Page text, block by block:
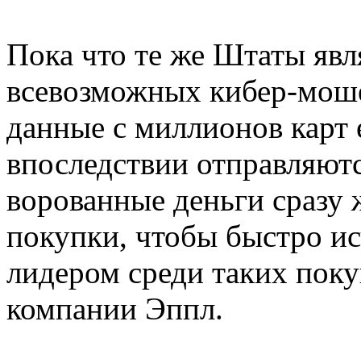
Пока что те же Штаты
всевозможных кибер-
данные с миллионов карт
впоследствии
ворованные деньги сразу
покупки, чтобы быстро
лидером среди таких
компании Эппл.